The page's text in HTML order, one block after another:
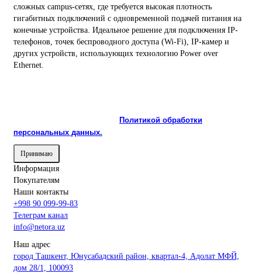
сложных campus-сетях, где требуется высокая плотность
гигабитных подключений с одновременной подачей питания на
конечные устройства. Идеальное решение для подключения IP-
телефонов, точек беспроводного доступа (Wi-Fi), IP-камер и
других устройств, использующих технологию Power over
Ethernet.
Политикой обработки
персональных данных.
Принимаю
Информация
Покупателям
Наши контакты
+998 90 099-99-83
Телеграм канал
info@netora.uz
Наш адрес
город Ташкент, Юнусабадский район, квартал-4, Адолат МФЙ,
дом 28/1, 100093